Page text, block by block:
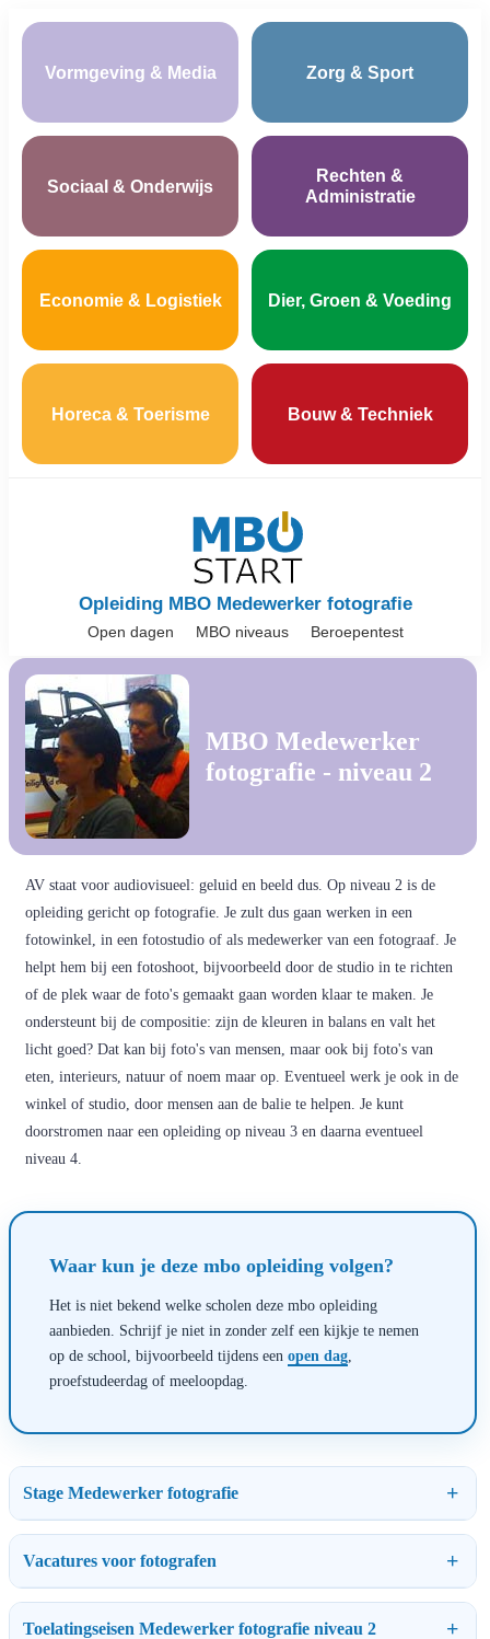
Vormgeving & Media Zorg & Sport
Sociaal & Onderwijs
Rechten &
Administratie
Economie & Logistiek Dier, Groen & Voeding
Horeca & Toerisme Bouw & Techniek
Opleiding MBO Medewerker fotografie
Open dagen MBO niveaus Beroepentest
MBO Medewerker
fotografie - niveau 2
AV staat voor audiovisueel: geluid en beeld dus. Op niveau 2 is de
opleiding gericht op fotografie. Je zult dus gaan werken in een
fotowinkel, in een fotostudio of als medewerker van een fotograaf. Je
helpt hem bij een fotoshoot, bijvoorbeeld door de studio in te richten
of de plek waar de foto's gemaakt gaan worden klaar te maken. Je
ondersteunt bij de compositie: zijn de kleuren in balans en valt het
licht goed? Dat kan bij foto's van mensen, maar ook bij foto's van
eten, interieurs, natuur of noem maar op. Eventueel werk je ook in de
winkel of studio, door mensen aan de balie te helpen. Je kunt
doorstromen naar een opleiding op niveau 3 en daarna eventueel
niveau 4.
Waar kun je deze mbo opleiding volgen?
Het is niet bekend welke scholen deze mbo opleiding
aanbieden. Schrijf je niet in zonder zelf een kijkje te nemen
op de school, bijvoorbeeld tijdens een open dag
proefstudeerdag of meeloopdag.
Stage Medewerker fotografie
Vacatures voor fotografen
Toelatingseisen Medewerker fotografie niveau 2